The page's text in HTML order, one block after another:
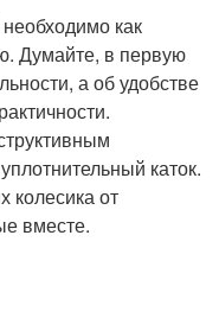
как
Думайте, в первую
а об удобстве
каток.
колесика от
вместе.